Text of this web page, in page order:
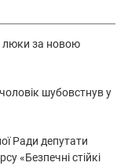
люки за новою
шубовстнув у
Ради депутати
«Безпечні стійкі